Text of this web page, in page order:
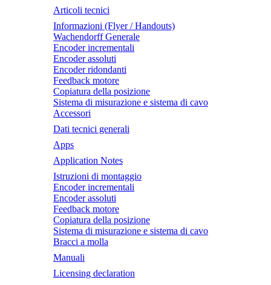
Articoli tecnici
Informazioni (Flyer / Handouts)
Wachendorff Generale
Encoder incrementali
Encoder assoluti
Encoder ridondanti
Feedback motore
Copiatura della posizione
Sistema di misurazione e sistema di cavo
Accessori
Dati tecnici generali
Apps
Application Notes
Istruzioni di montaggio
Encoder incrementali
Encoder assoluti
Feedback motore
Copiatura della posizione
Sistema di misurazione e sistema di cavo
Bracci a molla
Manuali
Licensing declaration